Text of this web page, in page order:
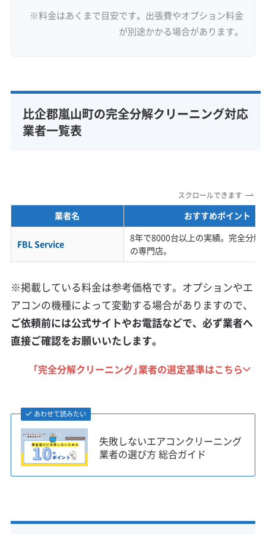
※料金はあくまで目安です。出張費やオプション料金
が別途かかる場合があります。
比企郡嵐山町の完全分解クリーニング対応
業者一覧表
スクロールできます
業者名 おすすめポイント
FBL Service
8年で8000台以上の実績。完全分解
の専門店。
※掲載している料金は参考価格です。オプションやエ
アコンの機種によって変動する場合がありますので、
ご依頼前には公式サイトやお電話などで、必ず業者へ
直接ご確認をお願いいたします。
「完全分解クリーニング」業者の選定基準はこちら
あわせて読みたい
失敗しないエアコンクリーニング
業者の選び方 総合ガイド